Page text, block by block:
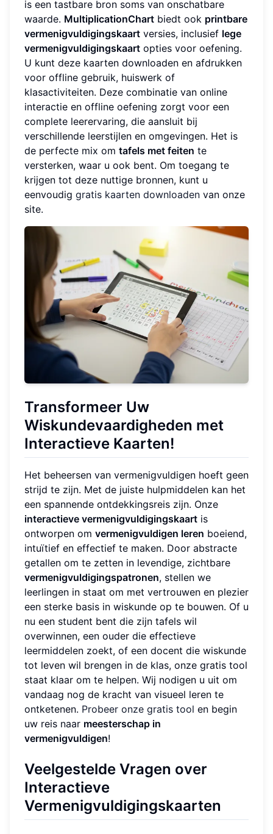
is een tastbare bron soms van onschatbare
waarde. MultiplicationChart biedt ook printbare
vermenigvuldigingskaart versies, inclusief lege
vermenigvuldigingskaart opties voor oefening.
U kunt deze kaarten downloaden en afdrukken
voor offline gebruik, huiswerk of
klasactiviteiten. Deze combinatie van online
interactie en offline oefening zorgt voor een
complete leerervaring, die aansluit bij
verschillende leerstijlen en omgevingen. Het is
de perfecte mix om tafels met feiten te
versterken, waar u ook bent. Om toegang te
krijgen tot deze nuttige bronnen, kunt u
eenvoudig gratis kaarten downloaden van onze
site.
Transformeer Uw
Wiskundevaardigheden met
Interactieve Kaarten!
Het beheersen van vermenigvuldigen hoeft geen
strijd te zijn. Met de juiste hulpmiddelen kan het
een spannende ontdekkingsreis zijn. Onze
interactieve vermenigvuldigingskaart is
ontworpen om vermenigvuldigen leren boeiend,
intuïtief en effectief te maken. Door abstracte
getallen om te zetten in levendige, zichtbare
vermenigvuldigingspatronen, stellen we
leerlingen in staat om met vertrouwen en plezier
een sterke basis in wiskunde op te bouwen. Of u
nu een student bent die zijn tafels wil
overwinnen, een ouder die effectieve
leermiddelen zoekt, of een docent die wiskunde
tot leven wil brengen in de klas, onze gratis tool
staat klaar om te helpen. Wij nodigen u uit om
vandaag nog de kracht van visueel leren te
ontketenen. Probeer onze gratis tool en begin
uw reis naar meesterschap in
vermenigvuldigen!
Veelgestelde Vragen over
Interactieve
Vermenigvuldigingskaarten